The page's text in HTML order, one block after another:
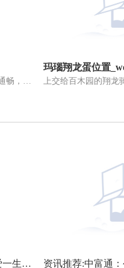
每日信息：温峥嵘错爱一生_错爱一生大结局44集